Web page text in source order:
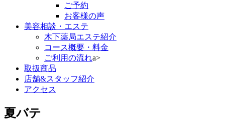
ご予約
お客様の声
美容相談・エステ
木下薬局エステ紹介
コース概要・料金
ご利用の流れa>
取扱商品
店舗&スタッフ紹介
アクセス
夏バテ